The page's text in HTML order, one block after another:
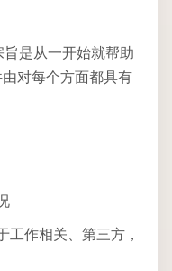
是从一开始就帮助
对每个方面都具有
工作相关、第三方，